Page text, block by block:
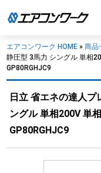
エアコンワーク HOME » 商品
静圧型 3馬力 シングル 単相
GP80RGHJC9
日立 省エネの達人
ングル 単相200V 単
GP80RGHJC9